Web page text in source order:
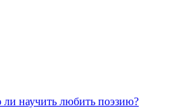
научить любить поэзию?